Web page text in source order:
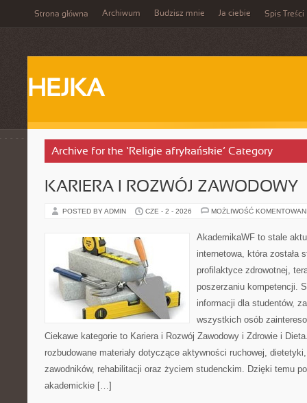
Strona główna Archiwum Budzisz mnie Ja ciebie Spis Treści
HEJKA
Archive for the ‘Religie afrykańskie’ Category
KARIERA I ROZWÓJ ZAWODOWY
POSTED BY ADMIN CZE - 2 - 2026 MOŻLIWOŚĆ
AkademikaWF to stale
internetowa, która została
profilaktyce zdrowotnej,
poszerzaniu kompetencji.
informacji dla studentów,
wszystkich osób
Ciekawe kategorie to Kariera i Rozwój Zawodowy i Zdrowie i
rozbudowane materiały dotyczące aktywności ruchowej,
zawodników, rehabilitacji oraz życiem studenckim. Dzięki temu
akademickie […]